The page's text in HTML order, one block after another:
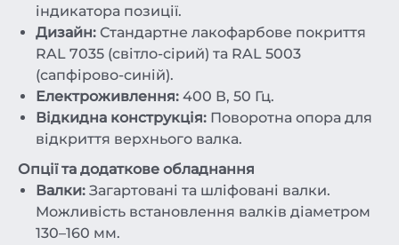
індикатора позиції.
Дизайн: Стандартне лакофарбове покриття
RAL 7035 (світло-сірий) та RAL 5003
(сапфірово-синій).
Електроживлення: 400 В, 50 Гц.
Відкидна конструкція: Поворотна опора для
відкриття верхнього валка.
Опції та додаткове обладнання
Валки: Загартовані та шліфовані валки.
Можливість встановлення валків діаметром
130–160 мм.